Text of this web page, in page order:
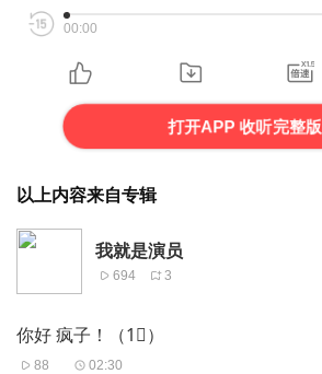
00:00
打开APP 收听完整版
以上内容来自专辑
我就是演员
694 3
你好 疯子！（1⃣️）
88 02:30